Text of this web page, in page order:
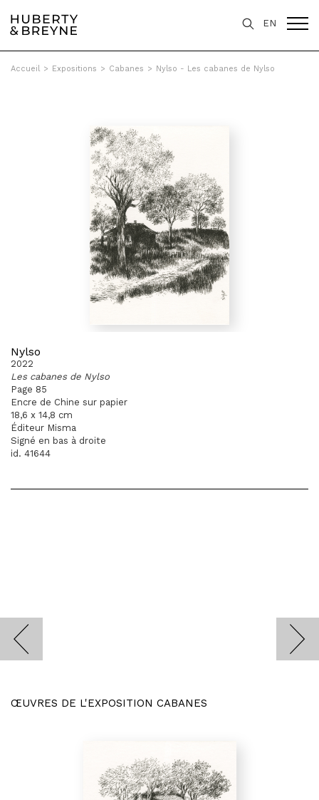
EN
Accueil > Expositions > Cabanes > Nylso - Les cabanes de Nylso
Nylso
2022
Les cabanes de Nylso
Page 85
Encre de Chine sur papier
18,6 x 14,8 cm
Éditeur Misma
Signé en bas à droite
id. 41644
ŒUVRES DE L'EXPOSITION CABANES